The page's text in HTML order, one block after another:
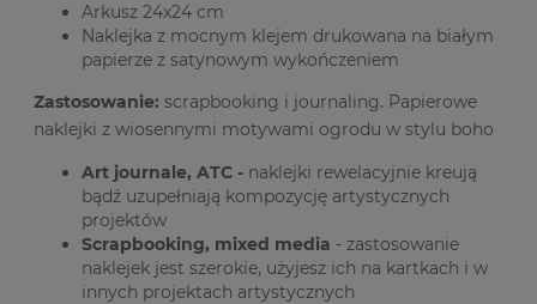
Arkusz 24x24 cm
Naklejka z mocnym klejem drukowana na białym
papierze z satynowym wykończeniem
Zastosowanie: scrapbooking i journaling. Papierowe
naklejki z wiosennymi motywami ogrodu w stylu boho
Art journale, ATC - naklejki rewelacyjnie kreują
bądź uzupełniają kompozycję artystycznych
projektów
Scrapbooking, mixed media - zastosowanie
naklejek jest szerokie, użyjesz ich na kartkach i w
innych projektach artystycznych